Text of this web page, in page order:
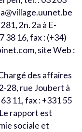
2n. 2a à E-
38 16, fax : (+34)
site Web :
des affaires
28, rue Joubert à
11, fax : +331 55
rapport est
sociale et